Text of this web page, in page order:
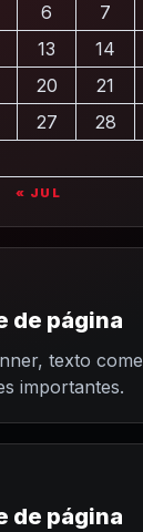
6 7
13 14
20 21
27 28
« JUL
de página
texto
importantes.
de página